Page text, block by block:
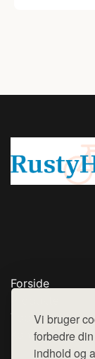
Vi bruger
forbedre
indhold og
Forside
Top Rabatter
Kontakt